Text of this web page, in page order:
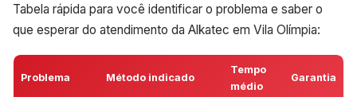
Tabela rápida para você identificar o problema e saber o
que esperar do atendimento da Alkatec em Vila Olímpia:
Problema Método indicado
Tempo
médio
Garantia